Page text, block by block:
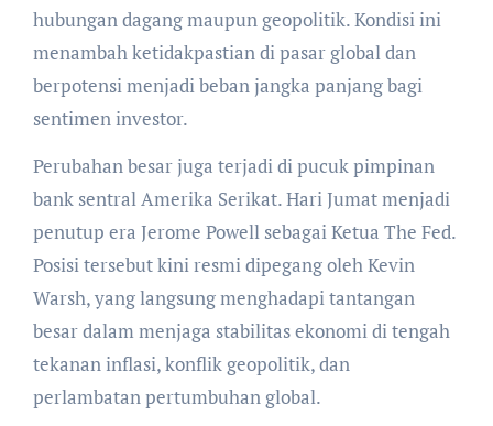
hubungan dagang maupun geopolitik. Kondisi ini
menambah ketidakpastian di pasar global dan
berpotensi menjadi beban jangka panjang bagi
sentimen investor.
Perubahan besar juga terjadi di pucuk pimpinan
bank sentral Amerika Serikat. Hari Jumat menjadi
penutup era Jerome Powell sebagai Ketua The Fed.
Posisi tersebut kini resmi dipegang oleh Kevin
Warsh, yang langsung menghadapi tantangan
besar dalam menjaga stabilitas ekonomi di tengah
tekanan inflasi, konflik geopolitik, dan
perlambatan pertumbuhan global.